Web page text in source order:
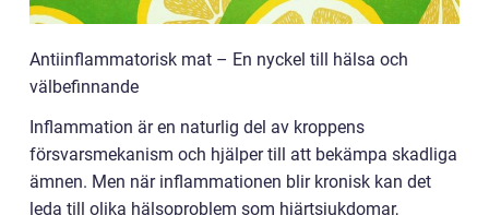
Antiinflammatorisk mat – En nyckel till hälsa och
välbefinnande
Inflammation är en naturlig del av kroppens
försvarsmekanism och hjälper till att bekämpa skadliga
ämnen. Men när inflammationen blir kronisk kan det
leda till olika hälsoproblem som hjärtsjukdomar,